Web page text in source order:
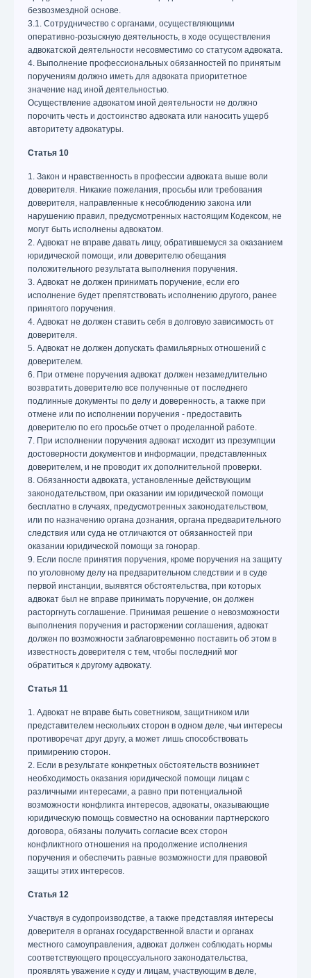
безвозмездной основе.
3.1. Сотрудничество с органами, осуществляющими
оперативно-розыскную деятельность, в ходе осуществления
адвокатской деятельности несовместимо со статусом адвоката.
4. Выполнение профессиональных обязанностей по принятым
поручениям должно иметь для адвоката приоритетное
значение над иной деятельностью.
Осуществление адвокатом иной деятельности не должно
порочить честь и достоинство адвоката или наносить ущерб
авторитету адвокатуры.
Статья 10
1. Закон и нравственность в профессии адвоката выше воли
доверителя. Никакие пожелания, просьбы или требования
доверителя, направленные к несоблюдению закона или
нарушению правил, предусмотренных настоящим Кодексом, не
могут быть исполнены адвокатом.
2. Адвокат не вправе давать лицу, обратившемуся за оказанием
юридической помощи, или доверителю обещания
положительного результата выполнения поручения.
3. Адвокат не должен принимать поручение, если его
исполнение будет препятствовать исполнению другого, ранее
принятого поручения.
4. Адвокат не должен ставить себя в долговую зависимость от
доверителя.
5. Адвокат не должен допускать фамильярных отношений с
доверителем.
6. При отмене поручения адвокат должен незамедлительно
возвратить доверителю все полученные от последнего
подлинные документы по делу и доверенность, а также при
отмене или по исполнении поручения - предоставить
доверителю по его просьбе отчет о проделанной работе.
7. При исполнении поручения адвокат исходит из презумпции
достоверности документов и информации, представленных
доверителем, и не проводит их дополнительной проверки.
8. Обязанности адвоката, установленные действующим
законодательством, при оказании им юридической помощи
бесплатно в случаях, предусмотренных законодательством,
или по назначению органа дознания, органа предварительного
следствия или суда не отличаются от обязанностей при
оказании юридической помощи за гонорар.
9. Если после принятия поручения, кроме поручения на защиту
по уголовному делу на предварительном следствии и в суде
первой инстанции, выявятся обстоятельства, при которых
адвокат был не вправе принимать поручение, он должен
расторгнуть соглашение. Принимая решение о невозможности
выполнения поручения и расторжении соглашения, адвокат
должен по возможности заблаговременно поставить об этом в
известность доверителя с тем, чтобы последний мог
обратиться к другому адвокату.
Статья 11
1. Адвокат не вправе быть советником, защитником или
представителем нескольких сторон в одном деле, чьи интересы
противоречат друг другу, а может лишь способствовать
примирению сторон.
2. Если в результате конкретных обстоятельств возникнет
необходимость оказания юридической помощи лицам с
различными интересами, а равно при потенциальной
возможности конфликта интересов, адвокаты, оказывающие
юридическую помощь совместно на основании партнерского
договора, обязаны получить согласие всех сторон
конфликтного отношения на продолжение исполнения
поручения и обеспечить равные возможности для правовой
защиты этих интересов.
Статья 12
Участвуя в судопроизводстве, а также представляя интересы
доверителя в органах государственной власти и органах
местного самоуправления, адвокат должен соблюдать нормы
соответствующего процессуального законодательства,
проявлять уважение к суду и лицам, участвующим в деле,